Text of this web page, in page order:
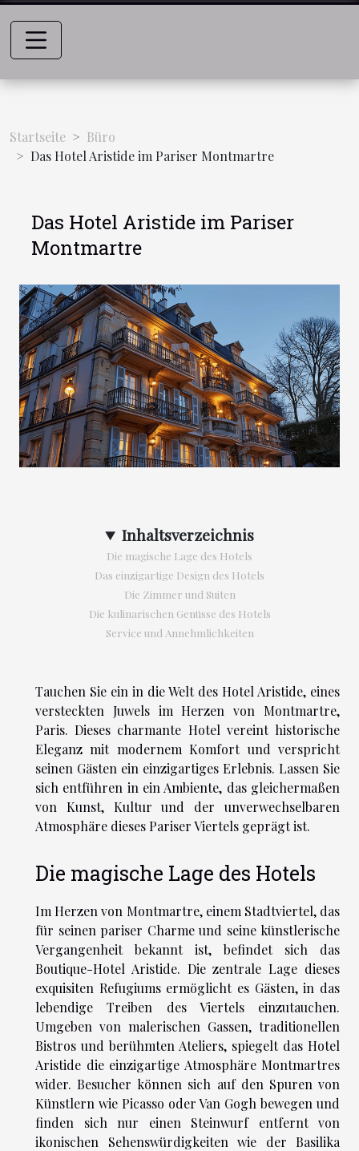
Startseite
Büro
Das Hotel Aristide im Pariser Montmartre
Das Hotel Aristide im Pariser
Montmartre
Inhaltsverzeichnis
Die magische Lage des Hotels
Das einzigartige Design des Hotels
Die Zimmer und Suiten
Die kulinarischen Genüsse des Hotels
Service und Annehmlichkeiten
Tauchen Sie ein in die Welt des Hotel Aristide, eines
versteckten Juwels im Herzen von Montmartre,
Paris. Dieses charmante Hotel vereint historische
Eleganz mit modernem Komfort und verspricht
seinen Gästen ein einzigartiges Erlebnis. Lassen Sie
sich entführen in ein Ambiente, das gleichermaßen
von Kunst, Kultur und der unverwechselbaren
Atmosphäre dieses Pariser Viertels geprägt ist.
Die magische Lage des Hotels
Im Herzen von Montmartre, einem Stadtviertel, das
für seinen pariser Charme und seine künstlerische
Vergangenheit bekannt ist, befindet sich das
Boutique-Hotel Aristide. Die zentrale Lage dieses
exquisiten Refugiums ermöglicht es Gästen, in das
lebendige Treiben des Viertels einzutauchen.
Umgeben von malerischen Gassen, traditionellen
Bistros und berühmten Ateliers, spiegelt das Hotel
Aristide die einzigartige Atmosphäre Montmartres
wider. Besucher können sich auf den Spuren von
Künstlern wie Picasso oder Van Gogh bewegen und
finden sich nur einen Steinwurf entfernt von
ikonischen Sehenswürdigkeiten wie der Basilika